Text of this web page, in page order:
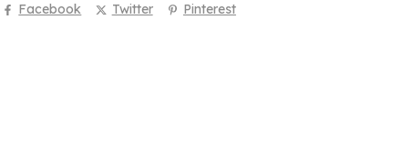
Facebook Twitter Pinterest